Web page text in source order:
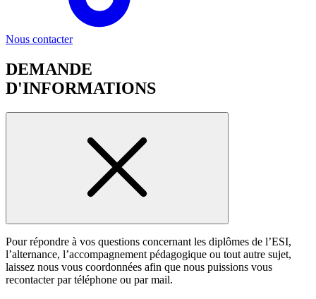
Nous contacter
DEMANDE
D'INFORMATIONS
Pour répondre à vos questions concernant les diplômes de l’ESI,
l’alternance, l’accompagnement pédagogique ou tout autre sujet,
laissez nous vous coordonnées afin que nous puissions vous
recontacter par téléphone ou par mail.